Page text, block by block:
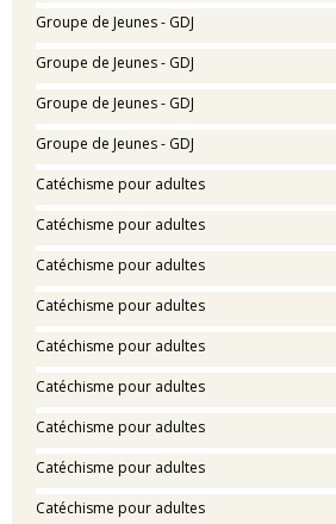
Groupe de Jeunes - GDJ
Groupe de Jeunes - GDJ
Groupe de Jeunes - GDJ
Groupe de Jeunes - GDJ
Catéchisme pour adultes
Catéchisme pour adultes
Catéchisme pour adultes
Catéchisme pour adultes
Catéchisme pour adultes
Catéchisme pour adultes
Catéchisme pour adultes
Catéchisme pour adultes
Catéchisme pour adultes